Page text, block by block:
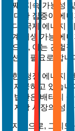
둘째, 지속 가능성
에 대한 집중이 에
니다. 국제 에너지
세계 재생 가능 에
있으며, 이는 간헐
루션을 필요로 합니
또한, 청정 에너지
를 제공하고 있습
리 법안은 배터리
지 저장 시장의 성
마지막으로, 그리